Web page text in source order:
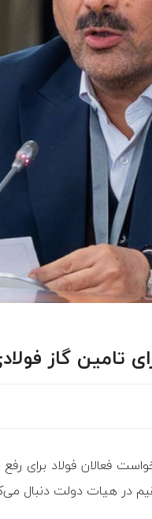
تامین گاز
فعالان فولاد
در هیات دولت دنبال